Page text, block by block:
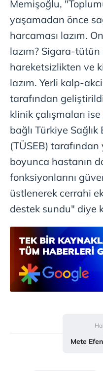
kullanılmaktadır. Diğer
kılınması ve
reklam/pazarlama
sınırlı olarak açık rızanız
Çerezlere ilişkin
için Ayarlar butonuna
Metnimizi ziyaret
6698 sayılı Kişisel
hazırlanmış Aydınlatma
ilgili mevzuata uygun
almak için lütfen
tıklayınız
Memişoğlu,
yaşamadan önce
harcaması lazım.
lazım? Sigara-tütün
hareketsizlikten ve
lazım. Yerli kalp-
tarafından
klinik çalışmaları ise
bağlı Türkiye
(TÜSEB)
boyunca hastanın
fonksiyonlarını
üstlenerek cerrahi
destek sundu" diye
Mete